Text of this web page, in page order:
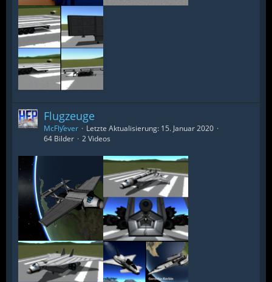
Flugzeuge
McFlƴeѵer Letzte Aktualisierung: 15. Januar 2020
64 Bilder
2 Videos